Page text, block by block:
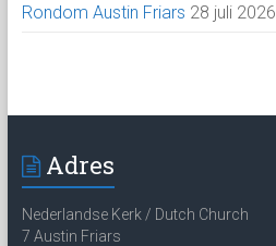
Rondom Austin Friars 28 juli 2026
Adres
Nederlandse Kerk / Dutch Church
7 Austin Friars